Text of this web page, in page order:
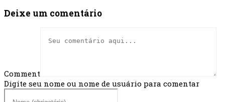
Deixe um comentário
Comment
Digite seu nome ou nome de usuário para comentar